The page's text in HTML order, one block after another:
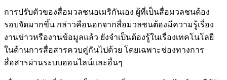
การปรับตัวของสื่อมวลชนอเมริกันเอง ผู้ที่เป็นสื่อมวลชนต้อง
รอบจัดมากขึ้น กล่าวคือนอกจากสื่อมวลชนต้องมีความรู้เรื่อง
งานข่าวหรืองานข้อมูลแล้ว ยังจำเป็นต้องรู้ในเรื่องเทคโนโลยี
ในด้านการสื่อสารควบคู่กันไปด้วย โดยเฉพาะช่องทางการ
สื่อสารผ่านระบบออนไลน์และอื่นๆ